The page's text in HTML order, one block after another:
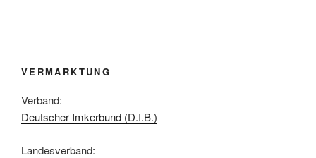
VERMARKTUNG
Verband:
Deutscher Imkerbund (D.I.B.)
Landesverband: